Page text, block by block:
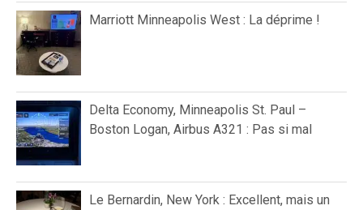
Marriott Minneapolis West : La déprime !
Delta Economy, Minneapolis St. Paul –
Boston Logan, Airbus A321 : Pas si mal
Le Bernardin, New York : Excellent, mais un